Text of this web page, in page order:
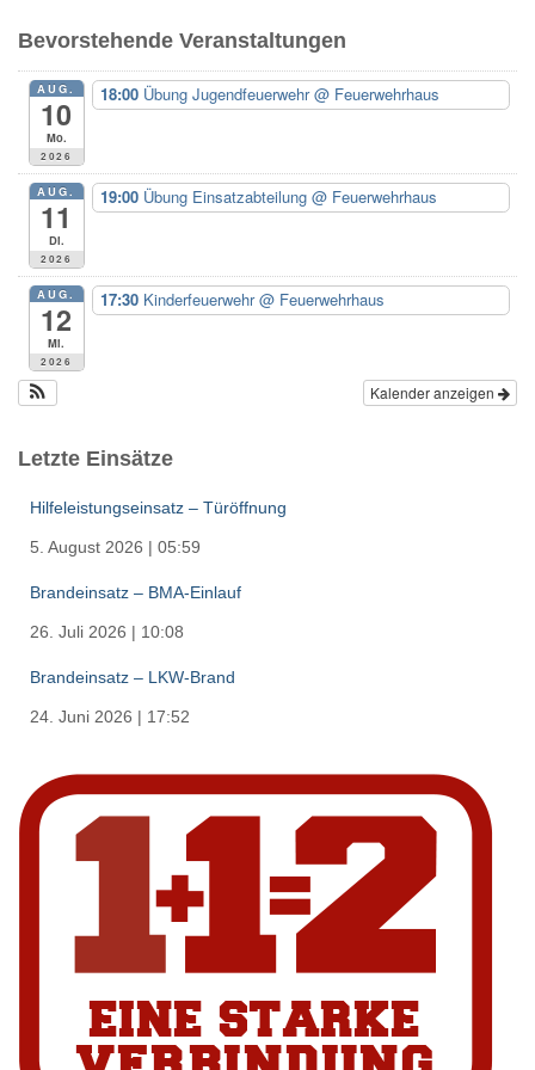
n
n
:
Bevorstehende Veranstaltungen
AUG.
10
Mo.
2026
18:00 Übung Jugendfeuerwehr@ Feuerwehrhaus
AUG.
11
Di.
2026
19:00 Übung Einsatzabteilung @ Feuerwehrhaus
AUG.
12
Mi.
2026
17:30 Kinderfeuerwehr@ Feuerwehrhaus
Kalender anzeigen
Letzte Einsätze
Hilfeleistungseinsatz – Türöffnung
5. August 2026 | 05:59
Brandeinsatz – BMA-Einlauf
26. Juli 2026 | 10:08
Brandeinsatz – LKW-Brand
24. Juni 2026 | 17:52